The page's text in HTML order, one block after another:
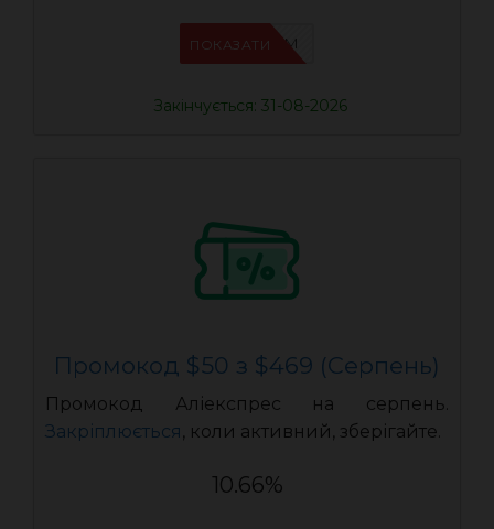
IFP33WRM
ПОКАЗАТИ
Закінчується: 31-08-2026
Промокод $50 з $469 (Серпень)
Промокод Аліекспрес на серпень.
Закріплюється, коли активний, зберігайте.
10.66%